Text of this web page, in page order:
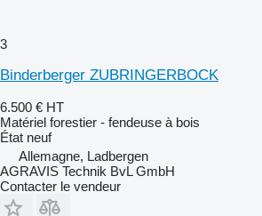
3
Binderberger ZUBRINGERBOCK
6.500 € HT
Matériel forestier - fendeuse à bois
État neuf
Allemagne, Ladbergen
AGRAVIS Technik BvL GmbH
Contacter le vendeur